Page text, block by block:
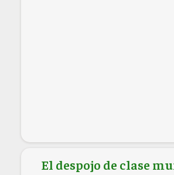
El despojo de clase